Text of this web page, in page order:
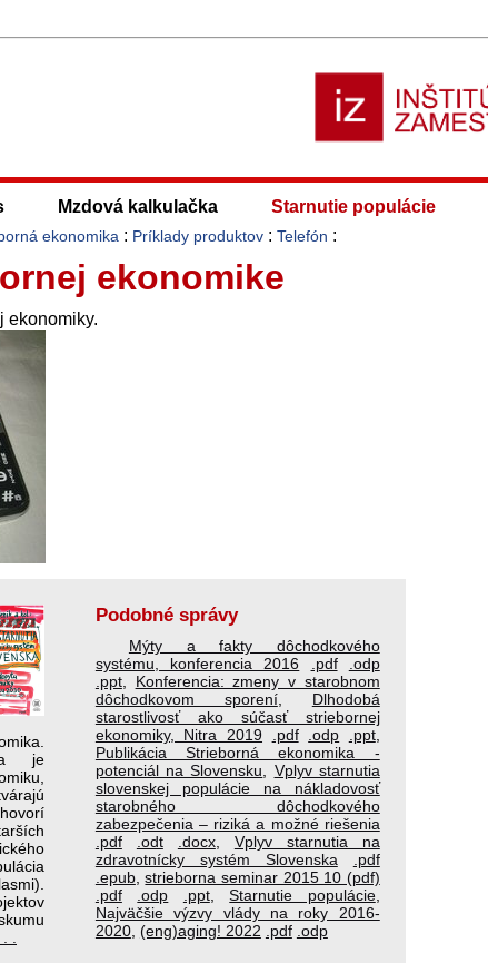
Mzdová kalkulačka Starnutie populácie
ekonomika : Príklady produktov : Telefón :
ekonomike
ekonomiky.
je
Podobné správy
Mýty a fakty dôchodkového
systému, konferencia 2016
.pdf
.odp
.ppt, Konferencia: zmeny v starobnom
dôchodkovom sporení, Dlhodobá
starostlivosť ako súčasť striebornej
ekonomiky, Nitra 2019
.pdf .odp .ppt,
Publikácia Strieborná ekonomika -
potenciál na Slovensku
Vplyv starnutia
slovenskej populácie na nákladovosť
starobného dôchodkového
zabezpečenia – riziká a možné riešenia
.pdf
.odt .docx, Vplyv starnutia na
zdravotnícky systém Slovenska
.pdf
.epub,strieborna seminar 2015 10 (pdf)
.pdf
.odp .ppt,Starnutie populácie,
Najväčšie výzvy vlády na roky 2016-
2020, (eng)aging! 2022 .pdf .odp